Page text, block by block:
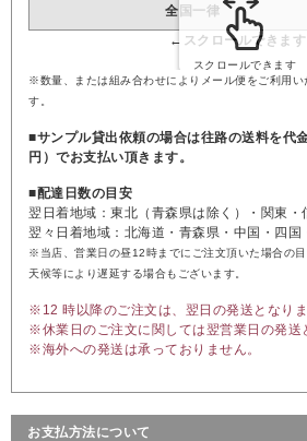
全国一律
※数量、または組み合わせによりメール便をご利用い
す。
■サンプル貸出依頼の場合は往路の送料を代
円）でお支払い頂きます。
■配達日数の目安
翌日着地域：東北（青森県は除く）・関東・
翌々日着地域：北海道・青森県・中国・四国
※当店、営業日の昼12時までにご注文頂いた場合の目
天候等により遅延する場合もございます。
※12 時以降のご注文は、翌日の発送となりま
※休業日のご注文に関しては翌営業日の発送
※海外への発送は承っておりません。
お支払方法について